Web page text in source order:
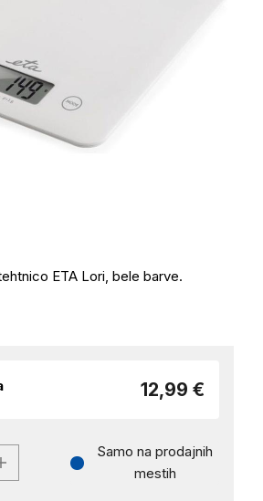
ETA Lori, bele barve.
12,99 €
Samo na prodajnih
mestih